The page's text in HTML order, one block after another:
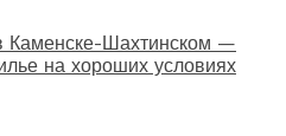
Каменске-Шахтинском —
на хороших условиях